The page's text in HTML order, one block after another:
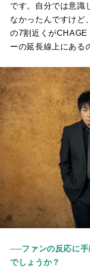
です。自分では意識
なかったんですけど
の7割近くが
ーの延長線上にある
──ファンの反応に
でしょうか？